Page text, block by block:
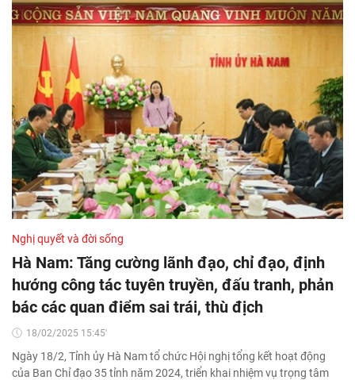
Nghị quyết và đời sống
Hà Nam: Tăng cường lãnh đạo, chỉ đạo, định
hướng công tác tuyên truyền, đấu tranh, phản
bác các quan điểm sai trái, thù địch
18/02/2025 15:45'
Ngày 18/2, Tỉnh ủy Hà Nam tổ chức Hội nghị tổng kết hoạt động
của Ban Chỉ đạo 35 tỉnh năm 2024, triển khai nhiệm vụ trọng tâm